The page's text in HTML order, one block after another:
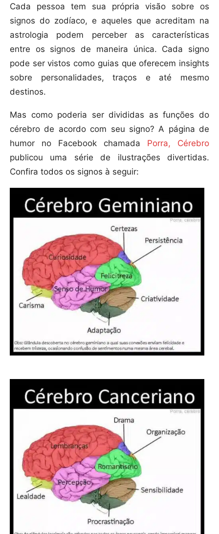
Cada pessoa tem sua própria visão sobre os
signos do zodíaco, e aqueles que acreditam na
astrologia podem perceber as características
entre os signos de maneira única. Cada signo
pode ser vistos como guias que oferecem insights
sobre personalidades, traços e até mesmo
destinos.
Mas como poderia ser divididas as funções do
cérebro de acordo com seu signo? A página de
humor no Facebook chamada Porra, Cérebro
publicou uma série de ilustrações divertidas.
Confira todos os signos à seguir: